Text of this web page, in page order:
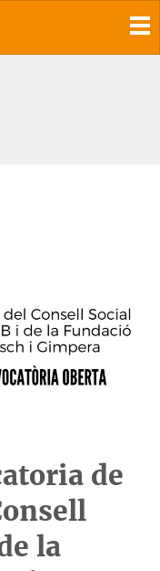
de
la